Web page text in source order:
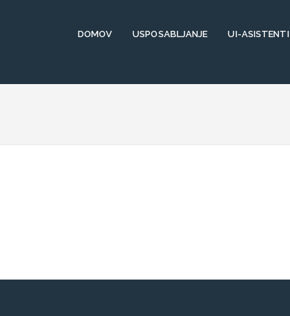
DOMOV USPOSABLJANJE UI-ASISTENTI